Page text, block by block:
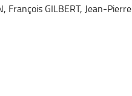
GILBERT, Jean-Pierre